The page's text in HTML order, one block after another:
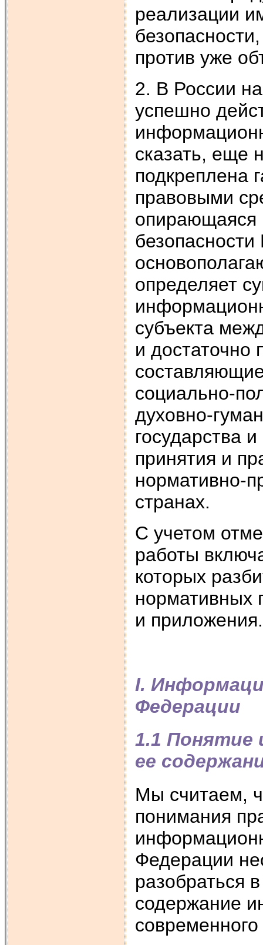
реализации
против уже
2. В России
успешно
сказать, еще
подкреплена
правовыми
опирающаяся
определяет
субъекта
и достаточно
социально-
духовно-
государства
принятия и
нормативно-
странах.
С учетом
работы
которых
нормативных
и приложения.
I.
Федерации
1.1 Понятие
ее
Мы считаем,
понимания
Федерации
разобраться
содержание